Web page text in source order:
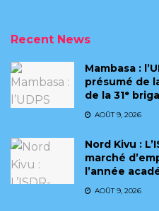
Recent News
Mambasa :
présumé de
de la 31ᵉ
AOÛT 9, 2026
Nord Kivu :
marché
l’année
AOÛT 9, 2026